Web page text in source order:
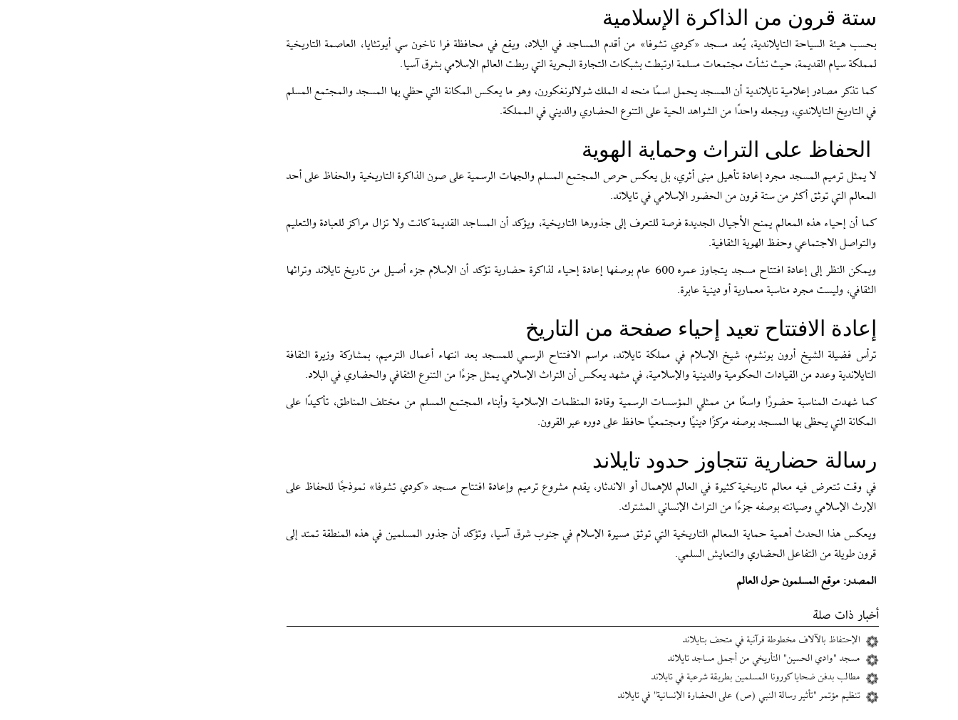
ستة قرون من الذاكرة الإسلامية
بحسب هيئة السياحة التايلاندية، يُعد مسجد «كودي تشوفا» من أقدم المساجد في البلاد، ويقع في محافظة فرا ناخون سي أيوتثايا، العاصمة التاريخية
لمملكة سيام القديمة، حيث نشأت مجتمعات مسلمة ارتبطت بشبكات التجارة البحرية التي ربطت العالم الإسلامي بشرق آسيا.
كما تذكر مصادر إعلامية تايلاندية أن المسجد يحمل اسمًا منحه له الملك شولالونغكورن، وهو ما يعكس المكانة التي حظي بها المسجد والمجتمع المسلم
في التاريخ التايلاندي، ويجعله واحدًا من الشواهد الحية على التنوع الحضاري والديني في المملكة.
الحفاظ على التراث وحماية الهوية
لا يمثل ترميم المسجد مجرد إعادة تأهيل مبنى أثري، بل يعكس حرص المجتمع المسلم والجهات الرسمية على صون الذاكرة التاريخية والحفاظ على أحد
المعالم التي توثق أكثر من ستة قرون من الحضور الإسلامي في تايلاند.
كما أن إحياء هذه المعالم يمنح الأجيال الجديدة فرصة للتعرف إلى جذورها التاريخية، ويؤكد أن المساجد القديمة كانت ولا تزال مراكز للعبادة والتعليم
والتواصل الاجتماعي وحفظ الهوية الثقافية.
ويمكن النظر إلى إعادة افتتاح مسجد يتجاوز عمره 600 عام بوصفها إعادة إحياء لذاكرة حضارية تؤكد أن الإسلام جزء أصيل من تاريخ تايلاند وتراثها
الثقافي، وليست مجرد مناسبة معمارية أو دينية عابرة.
إعادة الافتتاح تعيد إحياء صفحة من التاريخ
ترأس فضيلة الشيخ أرون بونشوم، شيخ الإسلام في مملكة تايلاند، مراسم الافتتاح الرسمي للمسجد بعد انتهاء أعمال الترميم، بمشاركة وزيرة الثقافة
التايلاندية وعدد من القيادات الحكومية والدينية والإسلامية، في مشهد يعكس أن التراث الإسلامي يمثل جزءًا من التنوع الثقافي والحضاري في البلاد.
كما شهدت المناسبة حضورًا واسعًا من ممثلي المؤسسات الرسمية وقادة المنظمات الإسلامية وأبناء المجتمع المسلم من مختلف المناطق، تأكيدًا على
المكانة التي يحظى بها المسجد بوصفه مركزًا دينيًا ومجتمعيًا حافظ على دوره عبر القرون.
رسالة حضارية تتجاوز حدود تايلاند
في وقت تتعرض فيه معالم تاريخية كثيرة في العالم للإهمال أو الاندثار، يقدم مشروع ترميم وإعادة افتتاح مسجد «كودي تشوفا» نموذجًا للحفاظ على
الإرث الإسلامي وصيانته بوصفه جزءًا من التراث الإنساني المشترك.
ويعكس هذا الحدث أهمية حماية المعالم التاريخية التي توثق مسيرة الإسلام في جنوب شرق آسيا، وتؤكد أن جذور المسلمين في هذه المنطقة تمتد إلى
قرون طويلة من التفاعل الحضاري والتعايش السلمي.
المصدر: موقع المسلمون حول العالم
أخبار ذات صلة
الإحتفاظ بالآلاف مخطوطة قرآنية في متحف بتايلاند
مسجد "وادي الحسین" التأريخي من أجمل مساجد تایلاند
مطالب بدفن ضحایا کورونا المسلمین بطریقة شرعیة في تايلاند
تنظيم مؤتمر "تأثير رسالة النبي (ص) على الحضارة الإنسانية" في تايلاند